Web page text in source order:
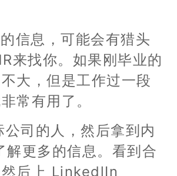
信息，可能会有猎头
来找你。如果刚毕业的
大，但是工作过一段
常有用了。
司的人，然后拿到内
解更多的信息。看到合
后上 LinkedlIn